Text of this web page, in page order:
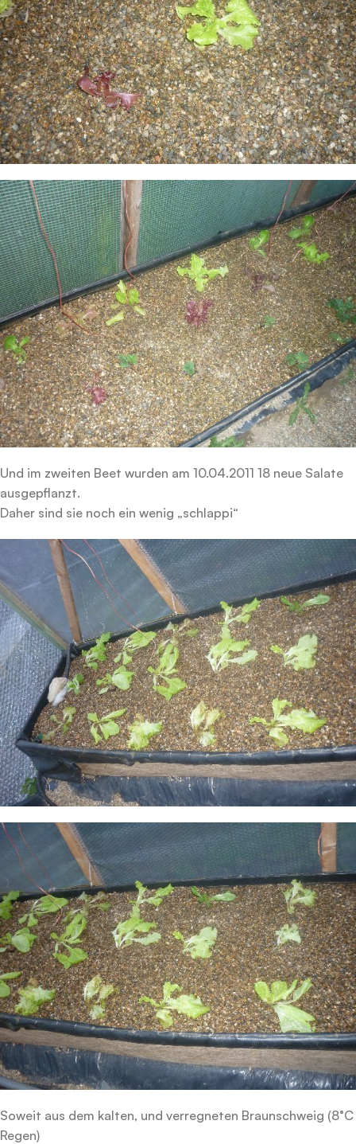
Und im zweiten Beet wurden am 10.04.2011 18 neue Salate
ausgepflanzt.
Daher sind sie noch ein wenig „schlappi“
Soweit aus dem kalten, und verregneten Braunschweig (8°C
Regen)